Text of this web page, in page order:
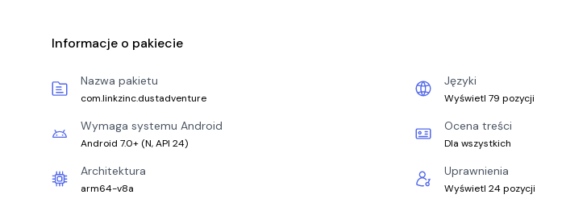
Informacje o pakiecie
Nazwa pakietu
com.linkzinc.dustadventure
Języki
Wyświetl 79 pozycji
Wymaga systemu Android
Android 7.0+ (N, API 24)
Ocena treści
Dla wszystkich
Architektura
arm64-v8a
Uprawnienia
Wyświetl 24 pozycji